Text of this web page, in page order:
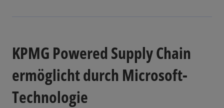
KPMG Powered Supply Chain
ermöglicht durch Microsoft-
Technologie